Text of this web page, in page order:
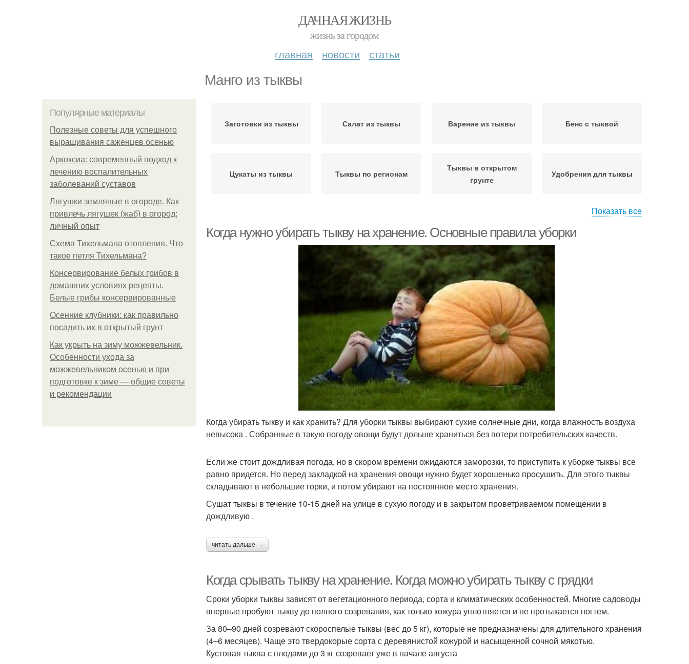
ДАЧНАЯ ЖИЗНЬ
жизнь за городом
главная новости статьи
Манго из тыквы
Популярные материалы
Полезные советы для успешного
выращивания саженцев осенью
Аркоксиа: современный подход к
лечению воспалительных
заболеваний суставов
Лягушки земляные в огороде. Как
привлечь лягушек (жаб) в огород:
личный опыт
Схема Тихельмана отопления. Что
такое петля Тихельмана?
Консервирование белых грибов в
домашних условиях рецепты.
Белые грибы консервированные
Осенние клубники: как правильно
посадить их в открытый грунт
Как укрыть на зиму можжевельник.
Особенности ухода за
можжевельником осенью и при
подготовке к зиме — общие советы
и рекомендации
Заготовки из тыквы Салат из тыквы Варение из тыквы Бенс с тыквой
Цукаты из тыквы Тыквы по регионам
Тыквы в открытом
грунте
Удобрения для тыквы
Показать все
Когда нужно убирать тыкву на хранение. Основные правила уборки
Когда убирать тыкву и как хранить? Для уборки тыквы выбирают сухие солнечные дни, когда влажность воздуха
невысока . Собранные в такую погоду овощи будут дольше храниться без потери потребительских качеств.
Если же стоит дождливая погода, но в скором времени ожидаются заморозки, то приступить к уборке тыквы все
равно придется. Но перед закладкой на хранения овощи нужно будет хорошенько просушить. Для этого тыквы
складывают в небольшие горки, и потом убирают на постоянное место хранения.
Сушат тыквы в течение 10-15 дней на улице в сухую погоду и в закрытом проветриваемом помещении в
дождливую .
читать дальше →
Когда срывать тыкву на хранение. Когда можно убирать тыкву с грядки
Сроки уборки тыквы зависят от вегетационного периода, сорта и климатических особенностей. Многие садоводы
впервые пробуют тыкву до полного созревания, как только кожура уплотняется и не протыкается ногтем.
За 80–90 дней созревают скороспелые тыквы (вес до 5 кг), которые не предназначены для длительного хранения
(4–6 месяцев). Чаще это твердокорые сорта с деревянистой кожурой и насыщенной сочной мякотью.
Кустовая тыква с плодами до 3 кг созревает уже в начале августа